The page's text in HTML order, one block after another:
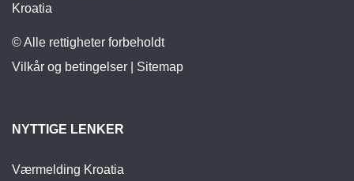
Kroatia
© Alle rettigheter forbeholdt
Vilkår og betingelser
Sitemap
NYTTIGE LENKER
Værmelding Kroatia